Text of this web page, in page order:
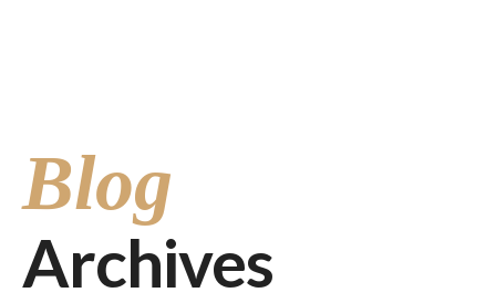
Blog
Archives